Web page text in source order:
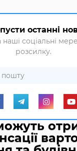
останні
соціальні
розсилку.